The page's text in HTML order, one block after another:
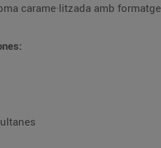
Recepta de timbal de